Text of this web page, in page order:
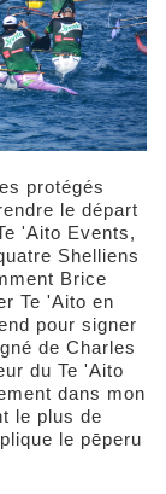
le départ
'Aito Events,
Shelliens
Brice
Te 'Aito en
pour signer
de Charles
du Te 'Aito
dans mon
le plus de
le pēperu